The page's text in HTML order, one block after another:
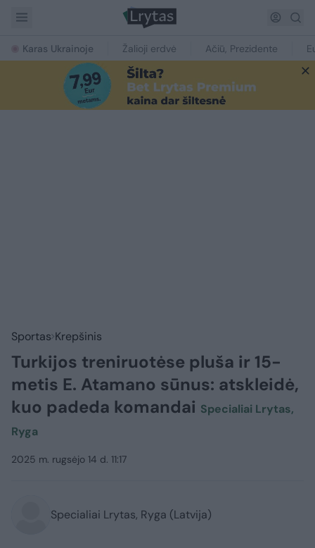
Karas Ukrainoje Žalioji erdvė Ačiū, Prezidente
Sportas Krepšinis
Turkijos treniruotėse pluša ir 15-
metis E. Atamano sūnus: atskleidė,
kuo padeda komandai Specialiai Lrytas,
Ryga
2025 m. rugsėjo 14 d. 11:17
Specialiai Lrytas, Ryga (Latvija)